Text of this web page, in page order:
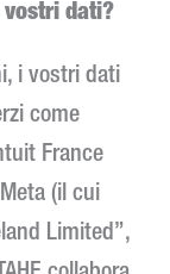
dati?
i vostri dati
come
France
(il cui
Limited”,